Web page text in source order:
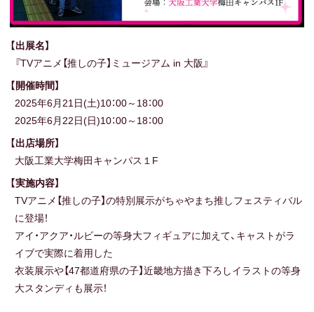
【出展名】
『TVアニメ【推しの子】ミュージアム in 大阪』
【開催時間】
2025年6月21日(土)10：00～18：00
2025年6月22日(日)10：00～18：00
【出店場所】
大阪工業大学梅田キャンパス１F
【実施内容】
TVアニメ【推しの子】の特別展示がちゃやまち推しフェスティバル
に登場！
アイ・アクア・ルビーの等身大フィギュアに加えて、キャストがラ
イブで実際に着用した
衣装展示や【47都道府県の子】近畿地方描き下ろしイラストの等身
大スタンディも展示！